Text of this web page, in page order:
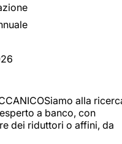
alla
a banco, con
dei riduttori o affini, da